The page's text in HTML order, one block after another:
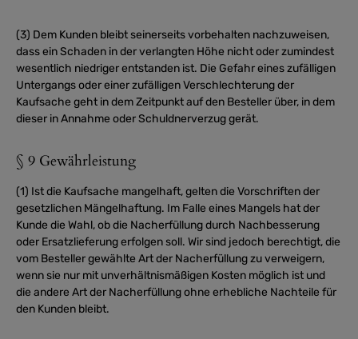
(3) Dem Kunden bleibt seinerseits vorbehalten nachzuweisen,
dass ein Schaden in der verlangten Höhe nicht oder zumindest
wesentlich niedriger entstanden ist. Die Gefahr eines zufälligen
Untergangs oder einer zufälligen Verschlechterung der
Kaufsache geht in dem Zeitpunkt auf den Besteller über, in dem
dieser in Annahme oder Schuldnerverzug gerät.
§ 9 Gewährleistung
(1) Ist die Kaufsache mangelhaft, gelten die Vorschriften der
gesetzlichen Mängelhaftung. Im Falle eines Mangels hat der
Kunde die Wahl, ob die Nacherfüllung durch Nachbesserung
oder Ersatzlieferung erfolgen soll. Wir sind jedoch berechtigt, die
vom Besteller gewählte Art der Nacherfüllung zu verweigern,
wenn sie nur mit unverhältnismäßigen Kosten möglich ist und
die andere Art der Nacherfüllung ohne erhebliche Nachteile für
den Kunden bleibt.